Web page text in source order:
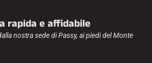
rapida e affidabile
nostra sede di Passy, ai piedi del Monte